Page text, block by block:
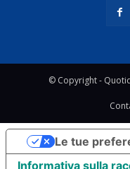
© Copyright -
Informativa sulla
Le tue